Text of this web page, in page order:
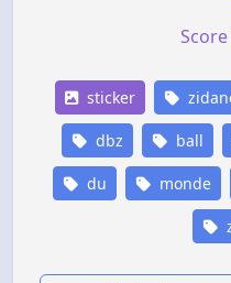
sticker
dbz ball
du monde